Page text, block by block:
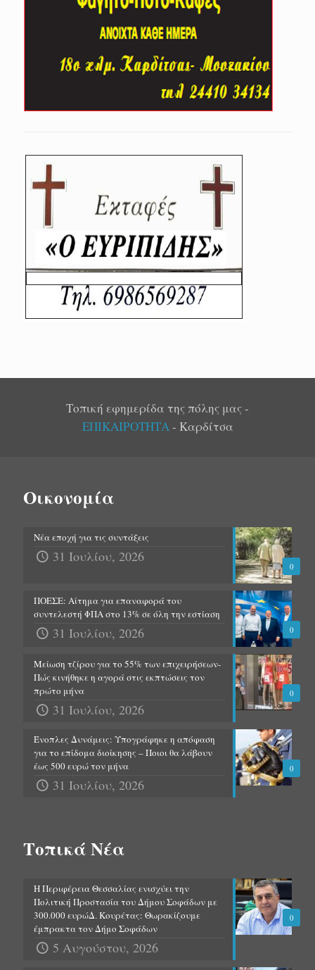
Τοπική εφημερίδα της πόλης μας -
ΕΠΙΚΑΙΡΟΤΗΤΑ- Καρδίτσα
Οικονομία
0
Νέα εποχή για τις συντάξεις
31 Ιουλίου, 2026
0
ΠΟΕΣΕ: Αίτημα για επαναφορά του
συντελεστή ΦΠΑ στο 13% σε όλη την εστίαση
31 Ιουλίου, 2026
0
Μείωση τζίρου για το 55% των επιχειρήσεων-
Πώς κινήθηκε η αγορά στις εκπτώσεις τον
πρώτο μήνα
31 Ιουλίου, 2026
0
Ένοπλες Δυνάμεις: Υπογράφηκε η απόφαση
για το επίδομα διοίκησης – Ποιοι θα λάβουν
έως 500 ευρώ τον μήνα
31 Ιουλίου, 2026
Τοπικά Νέα
0
Η Περιφέρεια Θεσσαλίας ενισχύει την
Πολιτική Προστασία του Δήμου Σοφάδων με
300.000 ευρώΔ. Κουρέτας: Θωρακίζουμε
έμπρακτα τον Δήμο Σοφάδων
5 Αυγούστου, 2026